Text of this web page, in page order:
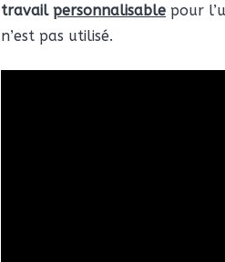
travailpersonnalisable pour
n’est pas utilisé.